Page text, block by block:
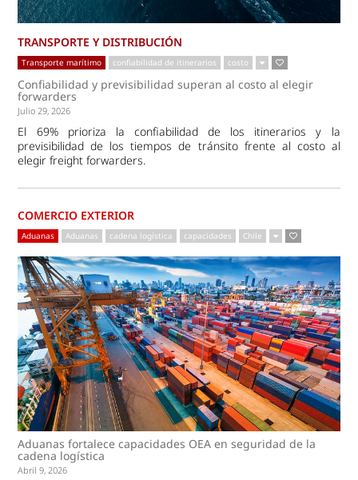
TRANSPORTE Y DISTRIBUCIÓN
Transporte marítimo confiabilidad de itinerarios costo
Confiabilidad y previsibilidad superan al costo al elegir
forwarders
Julio 29, 2026
El 69% prioriza la confiabilidad de los itinerarios y la
previsibilidad de los tiempos de tránsito frente al costo al
elegir freight forwarders.
COMERCIO EXTERIOR
Aduanas Aduanas cadena logística capacidades Chile
Aduanas fortalece capacidades OEA en seguridad de la
cadena logística
Abril 9, 2026